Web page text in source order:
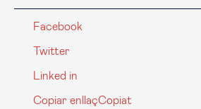
Facebook
Twitter
Linked in
Copiar enllaçCopiat